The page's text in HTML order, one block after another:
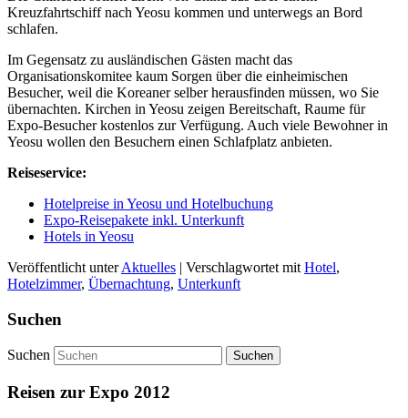
Kreuzfahrtschiff nach Yeosu kommen und unterwegs an Bord
schlafen.
Im Gegensatz zu ausländischen Gästen macht das
Organisationskomitee kaum Sorgen über die einheimischen
Besucher, weil die Koreaner selber herausfinden müssen, wo Sie
übernachten. Kirchen in Yeosu zeigen Bereitschaft, Raume für
Expo-Besucher kostenlos zur Verfügung. Auch viele Bewohner in
Yeosu wollen den Besuchern einen Schlafplatz anbieten.
Reiseservice:
Hotelpreise in Yeosu und Hotelbuchung
Expo-Reisepakete inkl. Unterkunft
Hotels in Yeosu
Veröffentlicht unter Aktuelles | Verschlagwortet mit Hotel,
Hotelzimmer, Übernachtung, Unterkunft
Suchen
Suchen
Reisen zur Expo 2012